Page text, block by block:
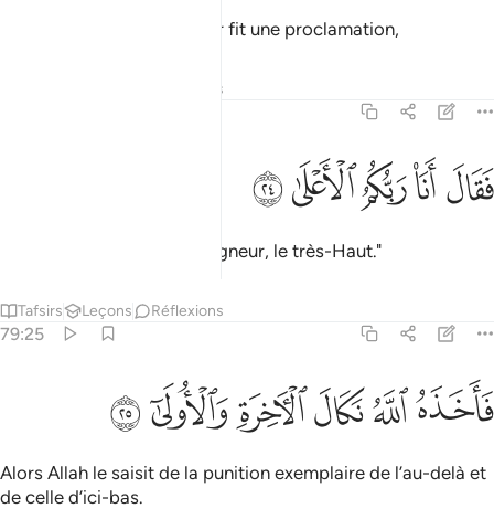
rassembla [les gens] et leur fit une proclamation,
Réflexions
فقال انا ربكم الاعلى ٢٤
فَقَالَ أَنَا۠ رَبُّكُمُ ٱلْأَعْلَىٰ ٢٤
ﱡﱢﱣﱤﱥ
et dit : "C’est moi votre Seigneur, le très-Haut."
Tafsirs Leçons Réflexions
79:25
فاخذه الله نكال الاخرة والاولى ٢٥
فَأَخَذَهُ ٱللَّهُ نَكَالَ ٱلْـَٔاخِرَةِ وَٱلْأُولَىٰٓ ٢٥
ﱦﱧﱨﱩﱪﱫ
Alors Allah le saisit de la punition exemplaire de l’au-delà et
de celle d’ici-bas.